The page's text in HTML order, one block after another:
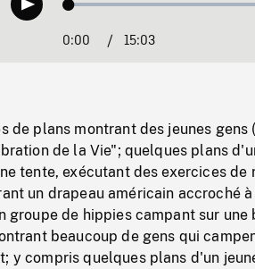
Play Loaded:
Current
0:00 / Duration
15:03
de plans montrant des jeunes
de la Vie"; quelques plans
tente, exécutant des exercices
un drapeau américain accroché à
groupe de hippies campant sur
beaucoup de gens qui
y compris quelques plans d'un